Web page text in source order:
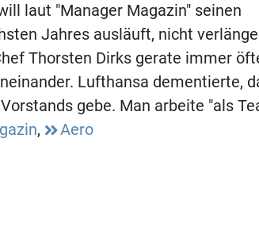
laut "Manager Magazin" seinen
Jahres ausläuft, nicht
Thorsten Dirks gerate immer
Lufthansa dementierte,
gebe. Man arbeite "als
, Aero